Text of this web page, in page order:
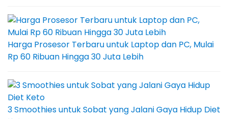
Harga Prosesor Terbaru untuk Laptop dan PC, Mulai
Rp 60 Ribuan Hingga 30 Juta Lebih
3 Smoothies untuk Sobat yang Jalani Gaya Hidup Diet